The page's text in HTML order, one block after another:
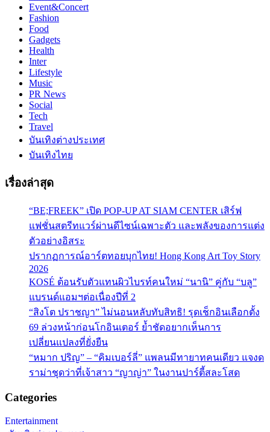
Event&Concert
Fashion
Food
Gadgets
Health
Inter
Lifestyle
Music
PR News
Social
Tech
Travel
บันเทิงต่างประเทศ
บันเทิงไทย
เรื่องล่าสุด
“BE;FREEK” เปิด POP-UP AT SIAM CENTER เสิร์ฟ
แฟชั่นสตรีทแวร์ผ่านดีไซน์เฉพาะตัว และพลังของการแต่ง
ตัวอย่างอิสระ
ปรากฏการณ์อาร์ตทอยบุกไทย! Hong Kong Art Toy Story
2026
KOSÉ ต้อนรับตัวแทนผิวไบรท์คนใหม่ “นานิ” คู่กับ “บลู”
แบรนด์แอมฯต่อเนื่องปีที่ 2
“สิงโต ปราชญา” ไม่นอนหลับทับสิทธิ! รุดเช็กอินเลือกตั้ง
69 ล่วงหน้าก่อนโกอินเตอร์ ย้ำชัดอยากเห็นการ
เปลี่ยนแปลงที่ยั่งยืน
“หมาก ปริญ” – “คิมเบอร์ลี่” แพลนมีทายาทคนเดียว แจงด
ราม่าชุดว่าที่เจ้าสาว “ญาญ่า” ในงานปาร์ตี้สละโสด
Categories
Entertainment